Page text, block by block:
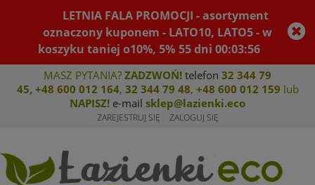
LETNIA FALA PROMOCJI - asortyment
oznaczony kuponem - LATO10, LATO5 - w
koszyku taniej o10%, 5% 55dni00:03:55
MASZ PYTANIA? ZADZWOŃ! telefon 32 344 79
45, +48 600 012 164, 32 344 79 48, +48 600 012 159 lub
NAPISZ! e-mail sklep@lazienki.eco
ZAREJESTRUJ SIĘ ZALOGUJ SIĘ